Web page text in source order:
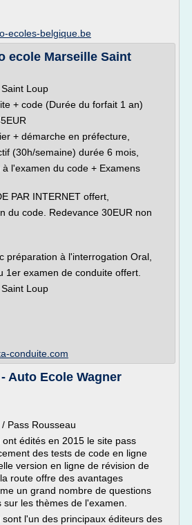
ecoles-belgique.be
ecole Marseille Saint
Loup
+ code (Durée du forfait 1 an)
+ démarche en préfecture,
(30h/semaine) durée 6 mois,
l'examen du code + Examens
PAR INTERNET offert,
du code. Redevance 30EUR non
préparation à l'interrogation Oral,
1er examen de conduite offert.
Loup
conduite.com
Auto Ecole Wagner
Pass Rousseau
édités en 2015 le site pass
des tests de code en ligne
version en ligne de révision de
route offre des avantages
un grand nombre de questions
les thèmes de l'examen.
l'un des principaux éditeurs des